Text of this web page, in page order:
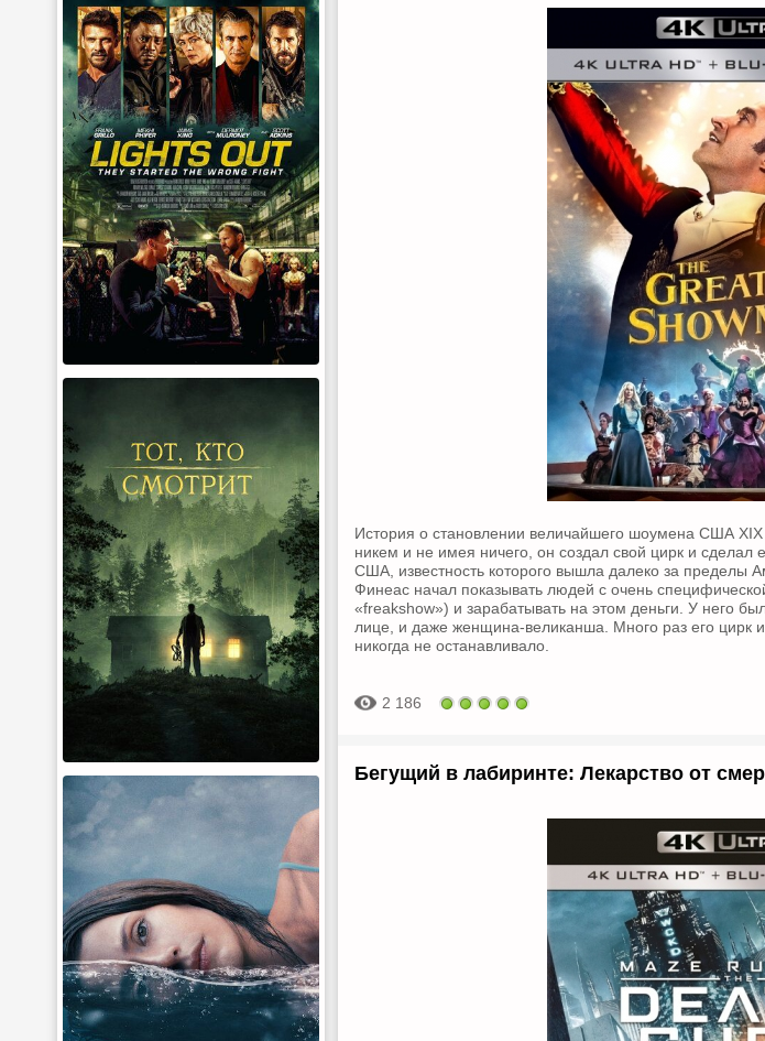
История о становлении величайшего шоумена США
никем и не имея ничего, он создал свой цирк и
США, известность которого вышла далеко за пределы
Финеас начал показывать людей с очень
«freakshow») и зарабатывать на этом деньги. У него
лице, и даже женщина-великанша. Много раз его цирк
никогда не останавливало.
2 186
Бегущий в лабиринте: Лекарство от